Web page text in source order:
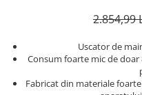
2.854,99
Uscator de
Consum foarte mic de doar
Fabricat din materiale